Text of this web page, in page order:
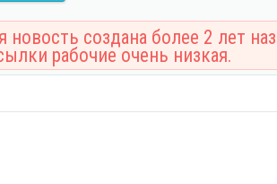
новость создана более 2 лет
рабочие очень низкая.